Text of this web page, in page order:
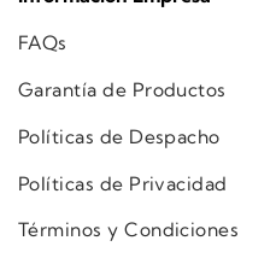
FAQs
Garantía de Productos
Políticas de Despacho
Políticas de Privacidad
Términos y Condiciones